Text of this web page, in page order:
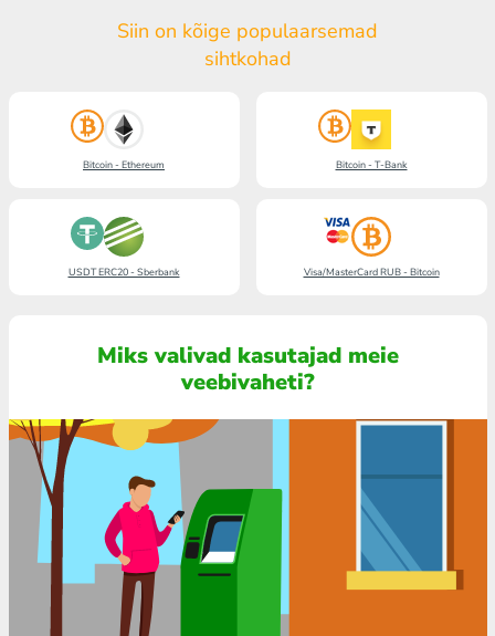
Siin on kõige populaarsemad
sihtkohad
Bitcoin - Ethereum Bitcoin - T-Bank
USDT ERC20 - Sberbank Visa/MasterCard RUB - Bitcoin
Miks valivad kasutajad meie
veebivaheti?